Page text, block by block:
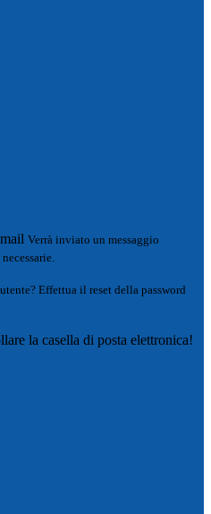
Verrà inviato un messaggio
Effettua il reset della password
la casella di posta elettronica!